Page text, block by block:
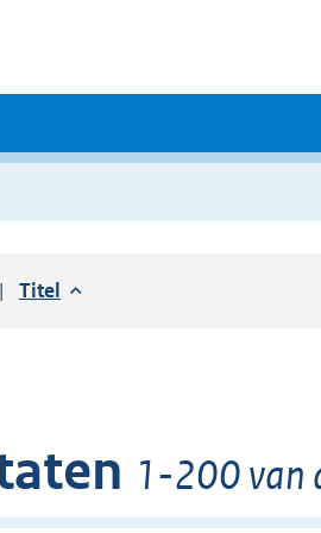
Sorteer op:
Titel aflopend
1-200 van